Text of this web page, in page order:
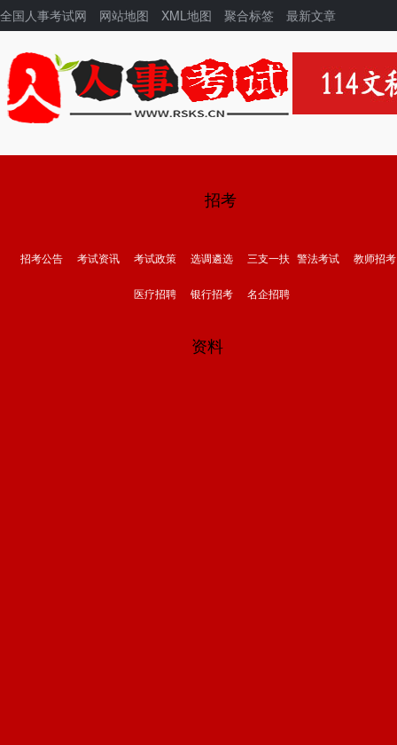
全国人事考试网 网站地图 XML地图 聚合标签 最新文章
招考
招考公告 考试资讯 考试政策 选调遴选 三支一扶 警法考试 教师招考
医疗招聘 银行招考 名企招聘
资料